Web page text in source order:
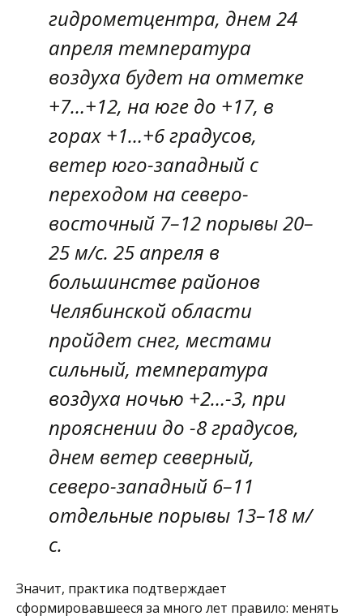
гидрометцентра, днем 24
апреля температура
воздуха будет на отметке
+7…+12, на юге до +17, в
горах +1…+6 градусов,
ветер юго-западный с
переходом на северо-
восточный 7–12 порывы 20–
25 м/с. 25 апреля в
большинстве районов
Челябинской области
пройдет снег, местами
сильный, температура
воздуха ночью +2…-3, при
прояснении до -8 градусов,
днем ветер северный,
северо-западный 6–11
отдельные порывы 13–18 м/
с.
Значит, практика подтверждает
сформировавшееся за много лет правило: менять